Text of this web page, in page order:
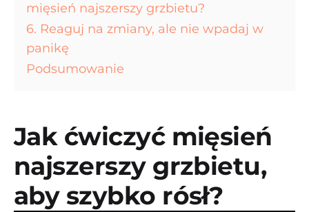
mięsień najszerszy grzbietu?
6. Reaguj na zmiany, ale nie wpadaj w
panikę
Podsumowanie
Jak ćwiczyć mięsień
najszerszy grzbietu,
aby szybko rósł?